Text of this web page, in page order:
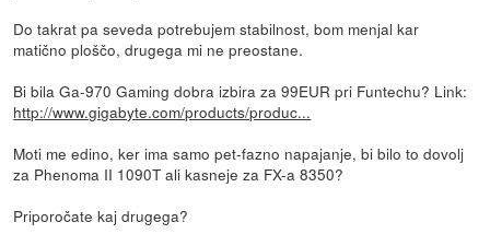
Do takrat pa seveda potrebujem stabilnost, bom menjal kar
matično ploščo, drugega mi ne preostane.
Bi bila Ga-970 Gaming dobra izbira za 99EUR pri Funtechu? Link:
http://www.gigabyte.com/products/produc...
Moti me edino, ker ima samo pet-fazno napajanje, bi bilo to dovolj
za Phenoma II 1090T ali kasneje za FX-a 8350?
Priporočate kaj drugega?